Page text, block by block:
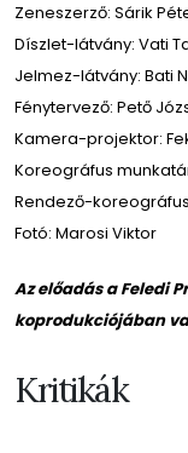
Zeneszerző: Sárik
Díszlet-látvány: Vati
Jelmez-látvány: Bati
Fénytervező: Pető
Kamera-projektor:
Koreográfus
Rendező-
Fotó: Marosi Viktor
Az előadás a Feledi
koprodukciójában
Kritikák